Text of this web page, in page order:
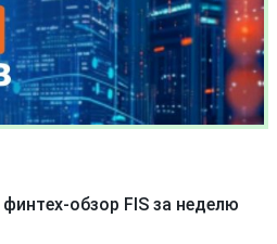
обзор FIS за неделю